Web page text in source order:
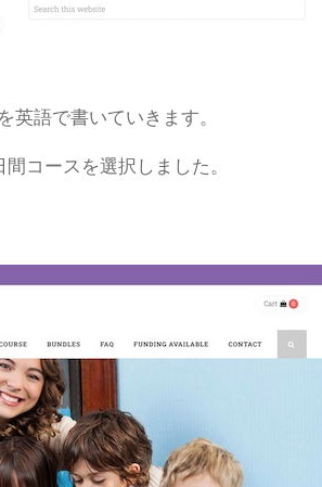
英語で書いていきます。
コースを選択しました。